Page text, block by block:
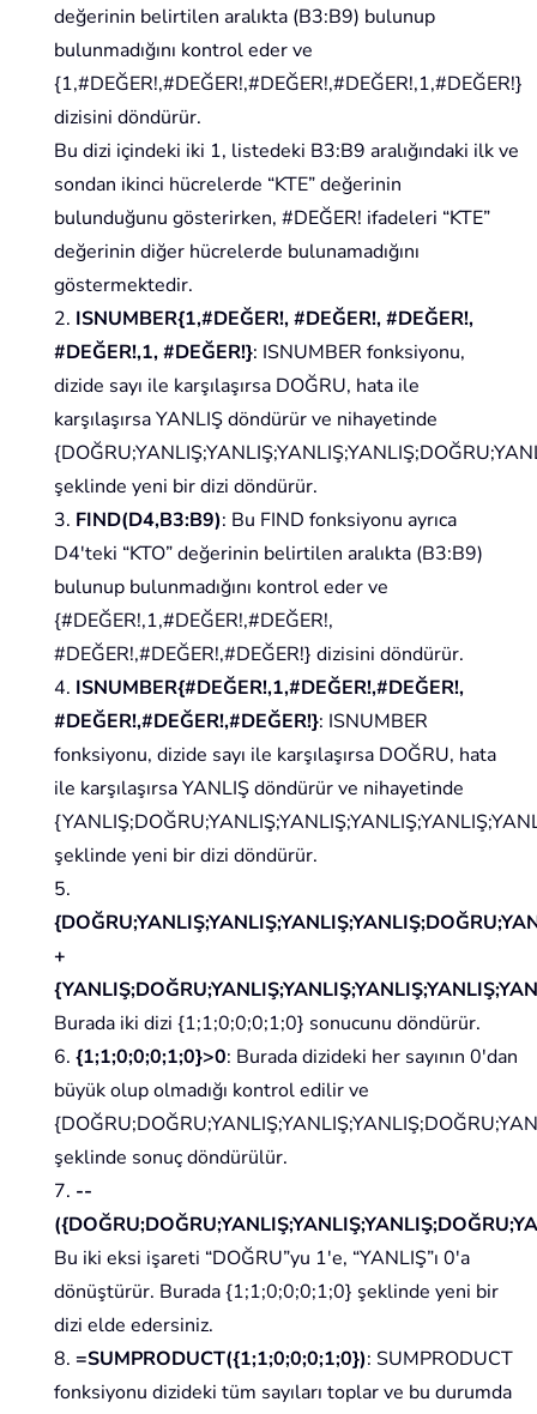
değerinin belirtilen aralıkta (B3:B9) bulunup
bulunmadığını kontrol eder ve
{1,#DEĞER!,#DEĞER!,#DEĞER!,#DEĞER!,1,#DEĞER!}
dizisini döndürür.
Bu dizi içindeki iki 1, listedeki B3:B9 aralığındaki ilk ve
sondan ikinci hücrelerde “KTE” değerinin
bulunduğunu gösterirken, #DEĞER! ifadeleri “KTE”
değerinin diğer hücrelerde bulunamadığını
göstermektedir.
2. ISNUMBER{1,#DEĞER!, #DEĞER!, #DEĞER!,
#DEĞER!,1, #DEĞER!}: ISNUMBER fonksiyonu,
dizide sayı ile karşılaşırsa DOĞRU, hata ile
karşılaşırsa YANLIŞ döndürür ve nihayetinde
şeklinde yeni bir dizi döndürür.
3. FIND(D4,B3:B9): Bu FIND fonksiyonu ayrıca
D4'teki “KTO” değerinin belirtilen aralıkta (B3:B9)
bulunup bulunmadığını kontrol eder ve
{#DEĞER!,1,#DEĞER!,#DEĞER!,
#DEĞER!,#DEĞER!,#DEĞER!} dizisini döndürür.
4. ISNUMBER{#DEĞER!,1,#DEĞER!,#DEĞER!,
#DEĞER!,#DEĞER!,#DEĞER!}: ISNUMBER
fonksiyonu, dizide sayı ile karşılaşırsa DOĞRU, hata
ile karşılaşırsa YANLIŞ döndürür ve nihayetinde
şeklinde yeni bir dizi döndürür.
5.
+
Burada iki dizi {1;1;0;0;0;1;0} sonucunu döndürür.
6. {1;1;0;0;0;1;0}>0: Burada dizideki her sayının 0'dan
büyük olup olmadığı kontrol edilir ve
şeklinde sonuç döndürülür.
7. --
Bu iki eksi işareti “DOĞRU”yu 1'e, “YANLIŞ”ı 0'a
dönüştürür. Burada {1;1;0;0;0;1;0} şeklinde yeni bir
dizi elde edersiniz.
8. =SUMPRODUCT({1;1;0;0;0;1;0}): SUMPRODUCT
fonksiyonu dizideki tüm sayıları toplar ve bu durumda